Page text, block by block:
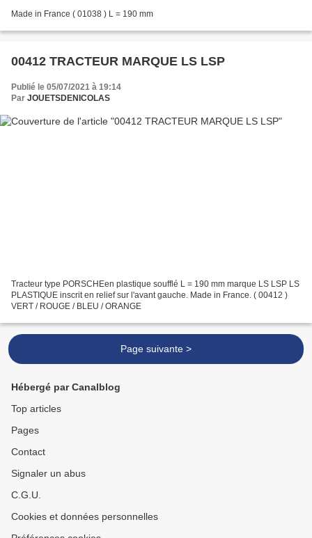
Made in France ( 01038 ) L = 190 mm
00412 TRACTEUR MARQUE LS LSP
Publié le 05/07/2021 à 19:14
Par JOUETSDENICOLAS
Tracteur type PORSCHEen plastique soufflé L = 190 mm marque LS LSP LS
PLASTIQUE inscrit en relief sur l'avant gauche. Made in France. ( 00412 )
VERT / ROUGE / BLEU / ORANGE
Page suivante >
Hébergé par Canalblog
Top articles
Pages
Contact
Signaler un abus
C.G.U.
Cookies et données personnelles